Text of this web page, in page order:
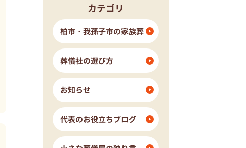
我孫子市
イングホール柏斎場
カテゴリ
柏市・我孫子市の家族葬
葬儀社の選び方
お知らせ
代表のお役立ちブログ